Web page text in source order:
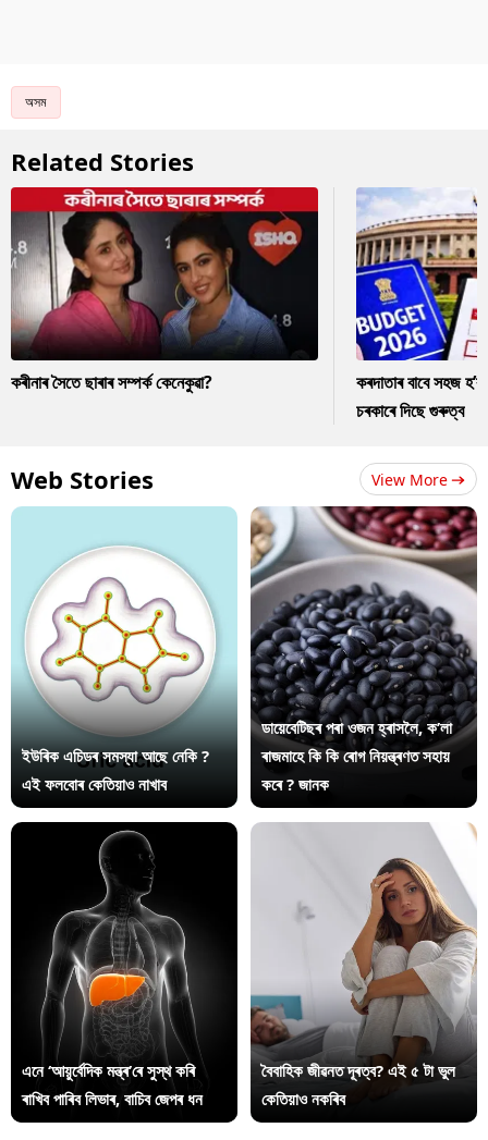
অসম
Related Stories
কৰীনাৰ সৈতে ছাৰাৰ সম্পৰ্ক কেনেকুৱা?
কৰদাতাৰ বাবে সহজ
চৰকাৰে দিছে গুৰুত্ব
Web Stories View More
ইউৰিক এচিডৰ সমস্যা আছে নেকি ?
এই ফলবোৰ কেতিয়াও নাখাব
ডায়েবেটিছৰ পৰা ওজন হ্ৰাসলৈ, ক’লা
ৰাজমাহে কি কি ৰোগ নিয়ন্ত্ৰণত সহায়
কৰে ? জানক
এনে ‘আয়ুৰ্বেদিক মন্ত্ৰ’ৰে সুস্থ কৰি
ৰাখিব পাৰিব লিভাৰ, বাচিব জেপৰ ধন
বৈবাহিক জীৱনত দূৰত্ব? এই ৫ টা ভুল
কেতিয়াও নকৰিব